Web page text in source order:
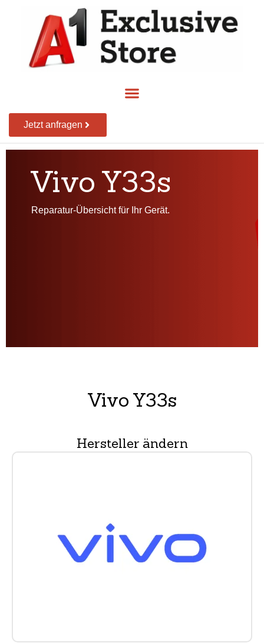
Jetzt anfragen
Vivo Y33s
Reparatur-Übersicht für Ihr Gerät.
Vivo Y33s
Hersteller ändern